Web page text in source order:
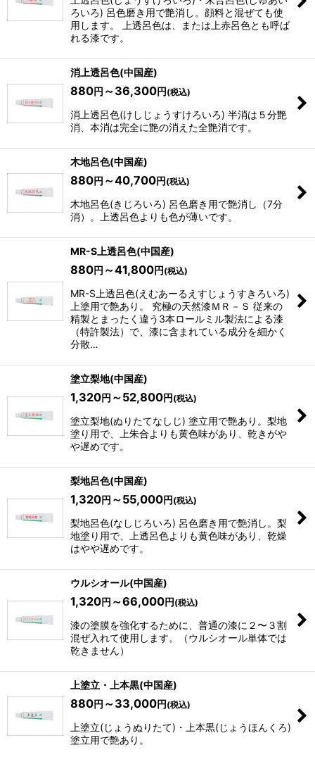
ろいろ) 呂色磨き用で艶消し。顔料と混ぜても使
用します。 上透呂色は、または上赤呂色とも呼ば
れる漆です。
消上透呂色(中国産)
880円 ～36,300円(税込)
消上透呂色(けしじょうすけろいろ) 半消は５分艶
消、本消は完全に艶の消えた全艶消です。
木地呂色(中国産)
880円 ～40,700円(税込)
木地呂色(きじろいろ) 呂色磨き用で艶消し（7分
消）。上透呂色よりも色が薄いです。
MR-S上透呂色(中国産)
880円 ～41,800円(税込)
MR-S上透呂色(えむあーるえすじょうすきろいろ)
上塗用で艶あり。 究極の天然漆ＭＲ－Ｓ 従来の
精製とまったく違う3本ロールミル製法による漆
（特許製法）で、漆に含まれている成分を細かく
分散…
塗立梨地(中国産)
1,320円 ～52,800円(税込)
塗立梨地(ぬりたてなしじ) 塗立用で艶あり。梨地
塗り用で、上朱合よりも黄色味があり、乾きがや
や遅めです。
梨地呂色(中国産)
1,320円 ～55,000円(税込)
梨地呂色(なしじろいろ) 呂色磨き用で艶消し。梨
地塗り用で、上透呂色よりも黄色味があり、乾燥
はやや遅めです。
ウルシオール(中国産)
1,320円 ～66,000円(税込)
漆の塗膜を強化するために、普通の漆に２〜３割
混ぜ入れて使用します。（ウルシオール単体では
乾きません）
上塗立・上本黒(中国産)
880円 ～33,000円(税込)
上塗立(じょうぬりたて)・上本黒(じょうほんくろ)
塗立用で艶あり。